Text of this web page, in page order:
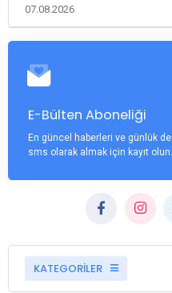
07.08.2026
E-Bülten Aboneliği
En güncel haberleri ve günlük
sms olarak almak için kayıt olun.
KATEGORİLER